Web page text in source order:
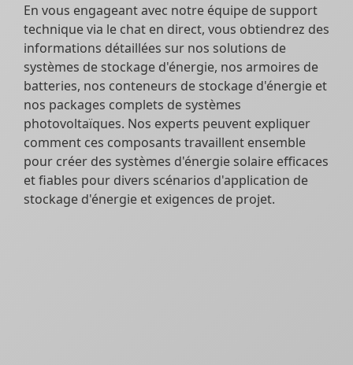
En vous engageant avec notre équipe de support
technique via le chat en direct, vous obtiendrez des
informations détaillées sur nos solutions de
systèmes de stockage d'énergie, nos armoires de
batteries, nos conteneurs de stockage d'énergie et
nos packages complets de systèmes
photovoltaïques. Nos experts peuvent expliquer
comment ces composants travaillent ensemble
pour créer des systèmes d'énergie solaire efficaces
et fiables pour divers scénarios d'application de
stockage d'énergie et exigences de projet.